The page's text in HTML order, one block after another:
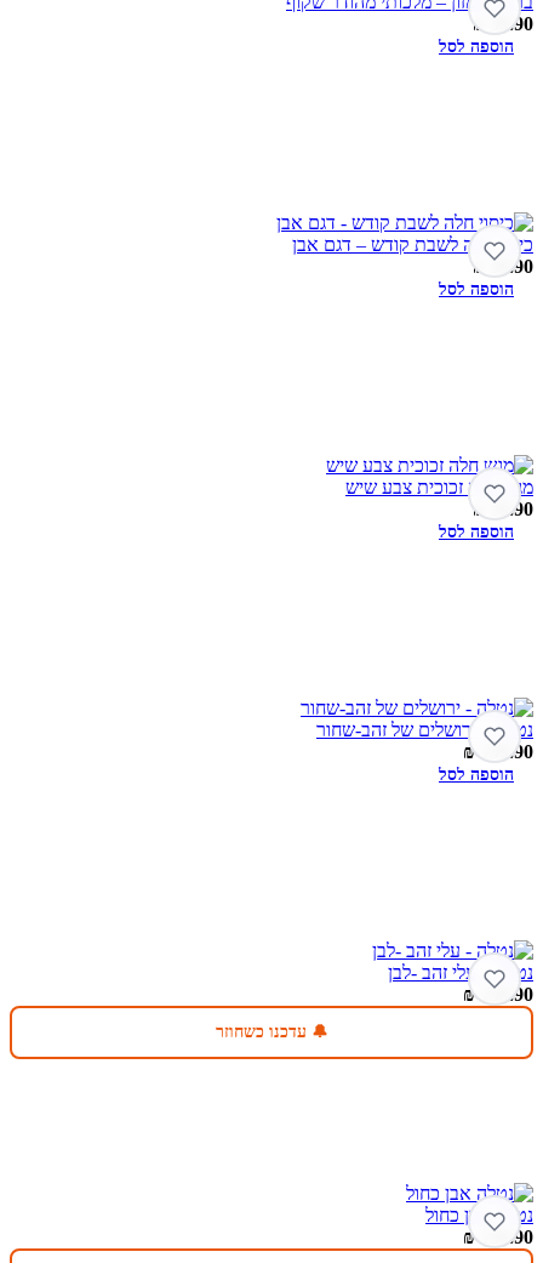
39.90
₪
הוספה לסל
כיסוי חלה לשבת קודש – דגם אבן
59.90
₪
הוספה לסל
מגש חלה זכוכית צבע שיש
59.90
₪
הוספה לסל
נטלה – ירושלים של זהב-שחור
139.90
₪
הוספה לסל
נטלה – עלי זהב -לבן
139.90
₪
🔔 עדכנו כשחוזר
נטלה אבן כחול
139.90
₪